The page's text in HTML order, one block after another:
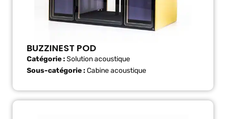
BUZZINEST POD
Catégorie :Solution acoustique
Sous-catégorie :Cabine acoustique